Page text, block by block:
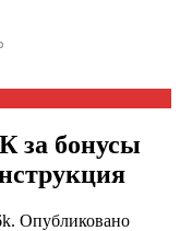
за бонусы
Опубликовано